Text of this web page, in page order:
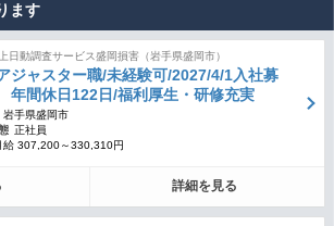
ます
日動調査サービス盛岡損害（岩手県盛岡市）
ジャスター職/未経験可/2027/4/1入社募
間休日122日/福利厚生・研修充実
岩手県盛岡市
正社員
給 307,200～330,310円
詳細を見る